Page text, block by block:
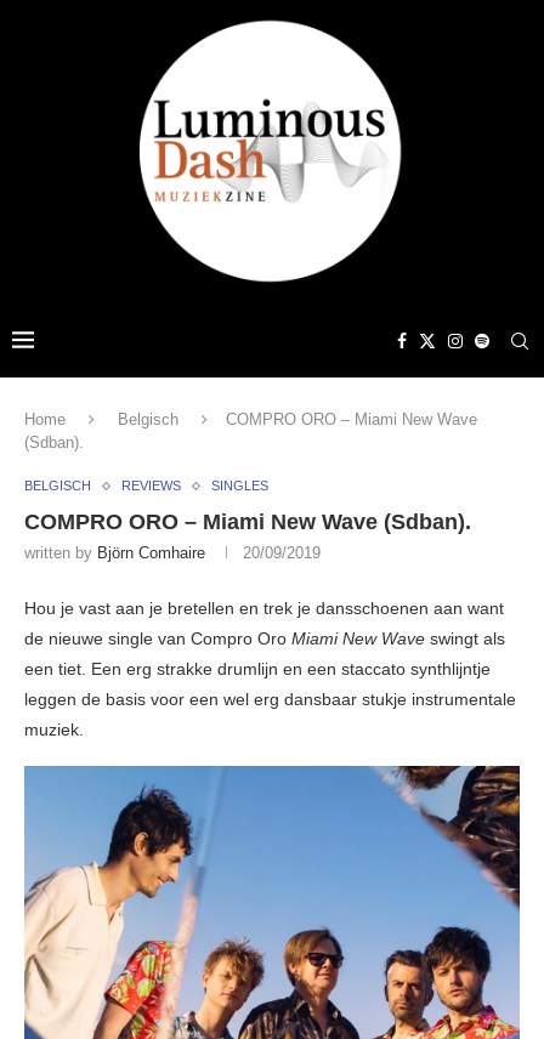
Home Belgisch
COMPRO ORO – Miami New Wave
(Sdban).
BELGISCH REVIEWS SINGLES
COMPRO ORO – Miami New Wave (Sdban).
written by Björn Comhaire 20/09/2019
Hou je vast aan je bretellen en trek je dansschoenen aan want
de nieuwe single van Compro Oro Miami New Wave swingt als
een tiet. Een erg strakke drumlijn en een staccato synthlijntje
leggen de basis voor een wel erg dansbaar stukje instrumentale
muziek.